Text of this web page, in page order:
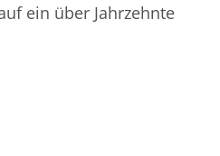
ein über Jahrzehnte